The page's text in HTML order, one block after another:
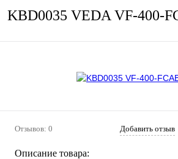
KBD0035 VEDA VF-400-
Отзывов: 0 Добавить отзыв
Описание товара: